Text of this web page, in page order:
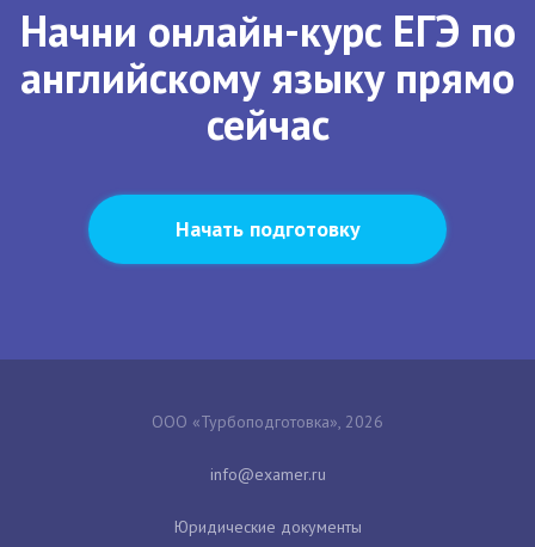
Начни онлайн-курс ЕГЭ по
английскому языку прямо
сейчас
Начать подготовку
ООО «Турбоподготовка», 2026
Юридические документы